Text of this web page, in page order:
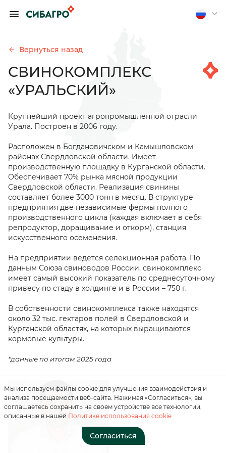
Вернуться назад
СВИНОКОМПЛЕКС
«УРАЛЬСКИЙ»
Крупнейший проект агропромышленной отрасли
Урала. Построен в 2006 году.
Расположен в Богдановичском и Камышловском
районах Свердловской области. Имеет
производственную площадку в Курганской области.
Обеспечивает 70% рынка мясной продукции
Свердловской области. Реализация свинины
составляет более 3000 тонн в месяц. В структуре
предприятия две независимые фермы полного
производственного цикла (каждая включает в себя
репродуктор, доращивание и откорм), станция
искусственного осеменения.
На предприятии ведется селекционная работа. По
данным Союза свиноводов России, свинокомплекс
имеет самый высокий показатель по среднесуточному
привесу по стаду в холдинге и в России – 750 г.
В собственности свинокомплекса также находятся
около 32 тыс. гектаров полей в Свердловской и
Курганской областях, на которых выращиваются
кормовые культуры.
*данные по итогам 2025 года
Мы используем файлы cookie для улучшения взаимодействия и
анализа посещаемости веб-сайта. Нажимая «Согласиться», вы
соглашаетесь сохранить на своем устройстве все технологии,
описанные в нашей Политике использования cookie
Согласиться
ПРАВЛЕНИЯ А.
Если вы хотите получить
обратную связь, оставьте
Отправить анонимно
Нажимая на кнопку, вы
соглашаетесь с
«положением о